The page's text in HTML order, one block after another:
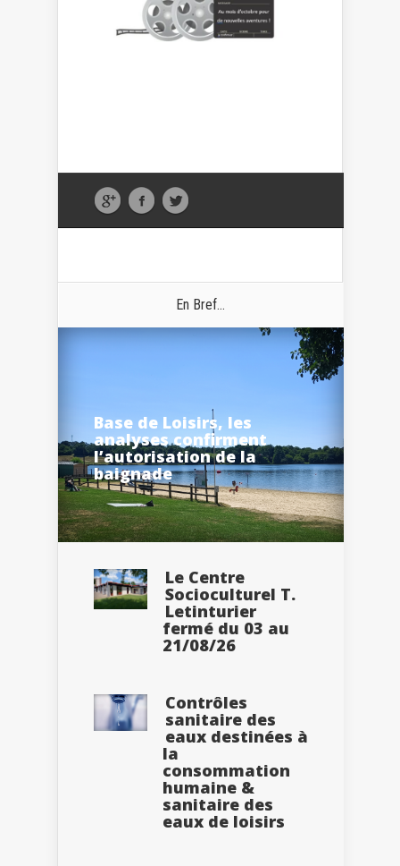
En Bref...
Base de Loisirs, les
analyses confirment
l’autorisation de la
baignade
Le Centre
Socioculturel T.
Letinturier
fermé du 03 au
21/08/26
Contrôles
sanitaire des
eaux destinées à
la
consommation
humaine &
sanitaire des
eaux de loisirs